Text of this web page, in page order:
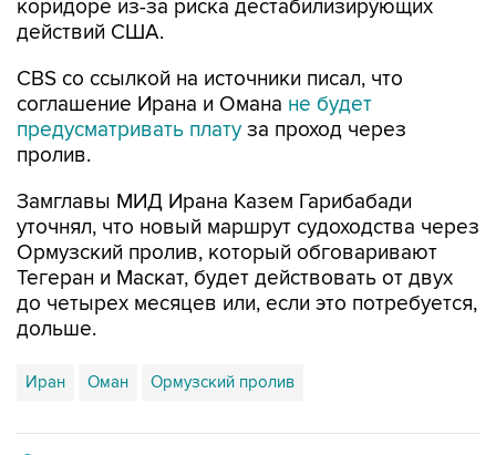
коридоре из-за риска дестабилизирующих
действий США.
CBS со ссылкой на источники писал, что
соглашение Ирана и Омана не будет
предусматривать плату за проход через
пролив.
Замглавы МИД Ирана Казем Гарибабади
уточнял, что новый маршрут судоходства через
Ормузский пролив, который обговаривают
Тегеран и Маскат, будет действовать от двух
до четырех месяцев или, если это потребуется,
дольше.
Иран Оман Ормузский пролив